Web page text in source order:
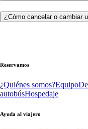
¿Cómo cancelar o cambiar
Reservamos
¿Quiénes somos?Equipo
autobúsHospedaje
Ayuda al viajero